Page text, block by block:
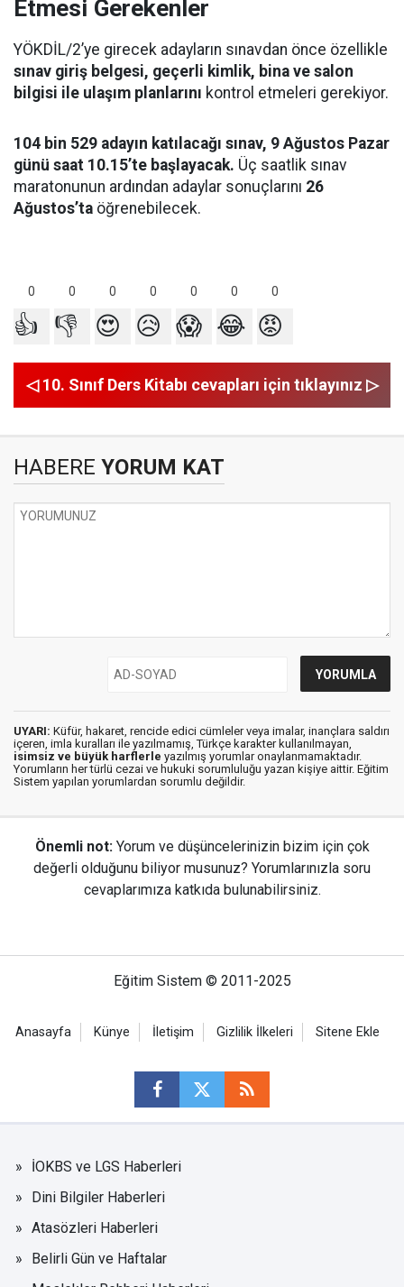
Etmesi Gerekenler
YÖKDİL/2’ye girecek adayların sınavdan önce özellikle
sınav giriş belgesi, geçerli kimlik, bina ve salon
bilgisi ile ulaşım planlarını kontrol etmeleri gerekiyor.
104 bin 529 adayın katılacağı sınav, 9 Ağustos Pazar
günü saat 10.15’te başlayacak. Üç saatlik sınav
maratonunun ardından adaylar sonuçlarını 26
Ağustos’ta öğrenebilecek.
0 0 0 0 0 0 0
👍 👎 😍 😥 😱 😂 😡
◁ 10. Sınıf Ders Kitabı cevapları için tıklayınız ▷
HABERE YORUM KAT
UYARI: Küfür, hakaret, rencide edici cümleler veya imalar, inançlara saldırı
içeren, imla kuralları ile yazılmamış, Türkçe karakter kullanılmayan,
isimsiz ve büyük harflerle yazılmış yorumlar onaylanmamaktadır.
Yorumların her türlü cezai ve hukuki sorumluluğu yazan kişiye aittir. Eğitim
Sistem yapılan yorumlardan sorumlu değildir.
Önemli not: Yorum ve düşüncelerinizin bizim için çok
değerli olduğunu biliyor musunuz? Yorumlarınızla soru
cevaplarımıza katkıda bulunabilirsiniz.
Eğitim Sistem © 2011-2025
Anasayfa Künye İletişim Gizlilik İlkeleri Sitene Ekle
İOKBS ve LGS Haberleri
Dini Bilgiler Haberleri
Atasözleri Haberleri
Belirli Gün ve Haftalar